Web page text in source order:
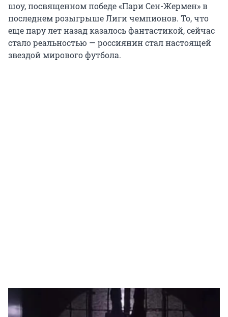
шоу, посвященном победе «Пари Сен-Жермен» в
последнем розыгрыше Лиги чемпионов. То, что
еще пару лет назад казалось фантастикой, сейчас
стало реальностью — россиянин стал настоящей
звездой мирового футбола.